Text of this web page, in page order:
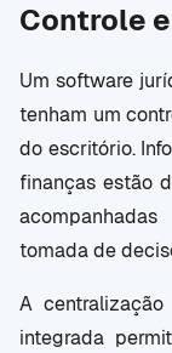
Controle
Um software
tenham um
do escritório.
finanças estão
tomada de
A
integrada